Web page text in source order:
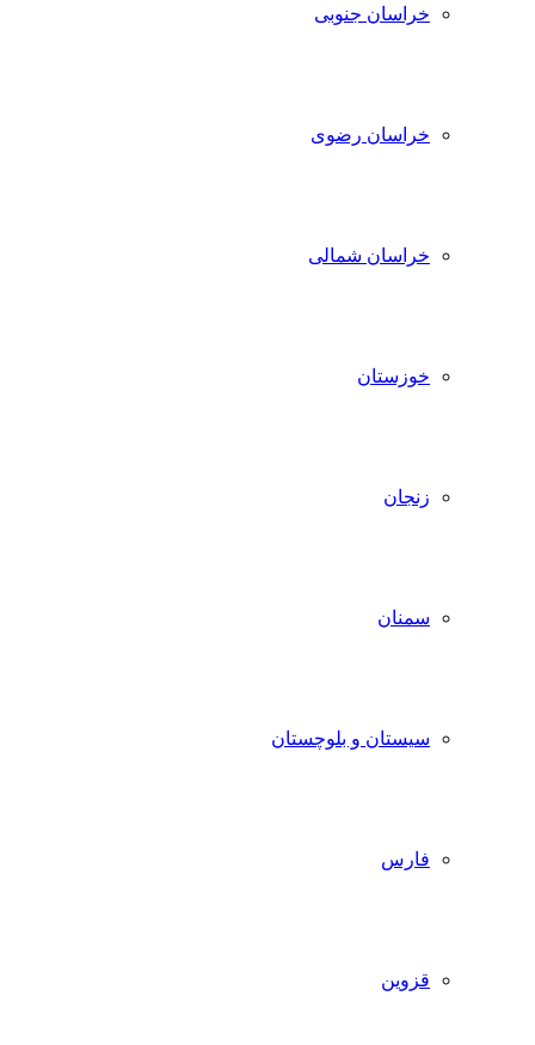
خراسان جنوبی
خراسان رضوی
خراسان شمالی
خوزستان
زنجان
سمنان
سیستان و بلوچستان
فارس
قزوین